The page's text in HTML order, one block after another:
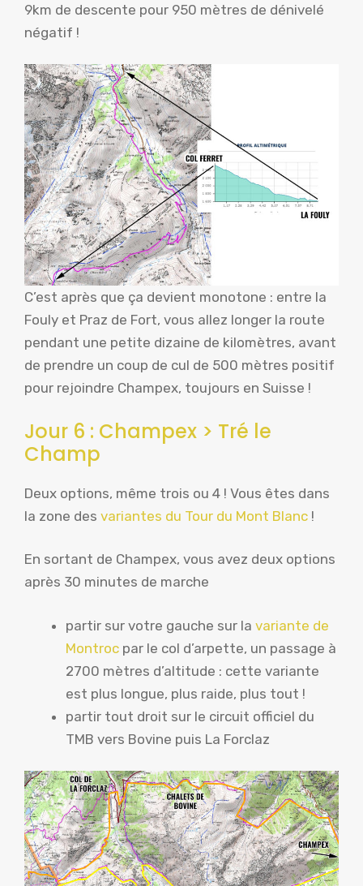
9km de descente pour 950 mètres de dénivelé
négatif !
C’est après que ça devient monotone : entre la
Fouly et Praz de Fort, vous allez longer la route
pendant une petite dizaine de kilomètres, avant
de prendre un coup de cul de 500 mètres positif
pour rejoindre Champex, toujours en Suisse !
Jour 6 : Champex > Tré le
Champ
Deux options, même trois ou 4 ! Vous êtes dans
la zone des variantes du Tour du Mont Blanc !
En sortant de Champex, vous avez deux options
après 30 minutes de marche
partir sur votre gauche sur la variante de
Montroc par le col d’arpette, un passage à
2700 mètres d’altitude : cette variante
est plus longue, plus raide, plus tout !
partir tout droit sur le circuit officiel du
TMB vers Bovine puis La Forclaz